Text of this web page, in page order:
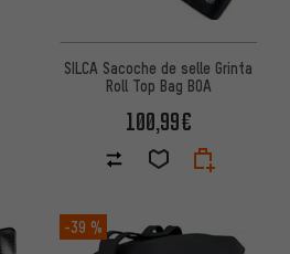
SILCA Sacoche de selle Grinta
Roll Top Bag BOA
100,99€
-39 %